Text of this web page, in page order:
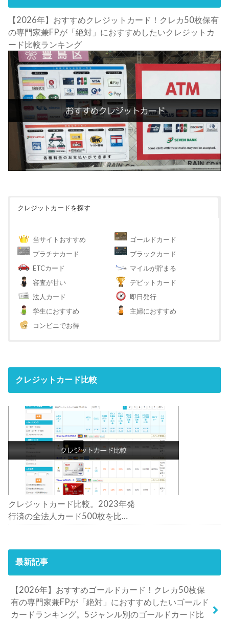
【2026年】おすすめクレジットカード！クレカ50枚保有
の専門家兼FPが「絶対」におすすめしたいクレジットカ
ード比較ランキング
クレジットカードを探す
当サイトおすすめ
ゴールドカード
プラチナカード
ブラックカード
ETCカード
マイルが貯まる
審査が甘い
デビットカード
法人カード
即日発行
学生におすすめ
主婦におすすめ
コンビニでお得
クレジットカード比較
クレジットカード比較。2023年発
行済の全法人カード500枚を比
最新記事
【2026年】おすすめゴールドカード！クレカ50枚保
有の専門家兼FPが「絶対」におすすめしたいゴールド
カードランキング。5ジャンル別のゴールドカード比